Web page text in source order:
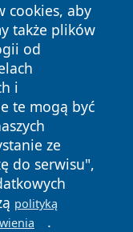
cookies, aby
także plików
od
i
te mogą być
ze
do serwisu",
polityką
.
prawa zastrzeżone.
Polityka
Cookies